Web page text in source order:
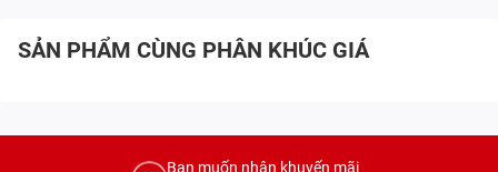
SẢN PHẨM CÙNG PHÂN KHÚC GIÁ
Bạn muốn nhận khuyến mãi